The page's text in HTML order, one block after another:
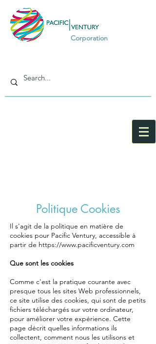
Corporation
Politique Cookies
Il s'agit de la politique en matière de
cookies pour Pacific Ventury, accessible à
partir de https://www.pacificventury.com
Que sont les cookies
Comme c'est la pratique courante avec
presque tous les sites Web professionnels,
ce site utilise des cookies, qui sont de petits
fichiers téléchargés sur votre ordinateur,
pour améliorer votre expérience. Cette
page décrit quelles informations ils
collectent, comment nous les utilisons et